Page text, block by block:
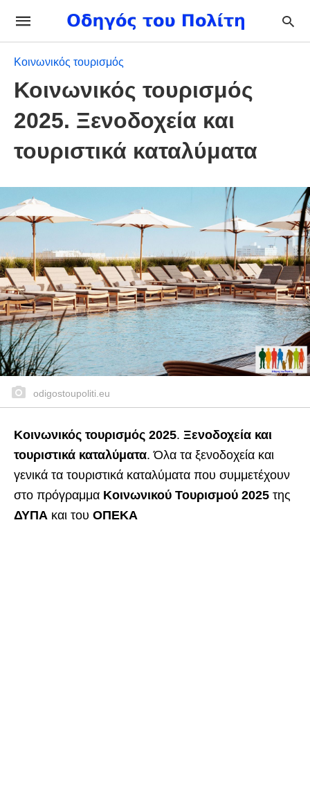
Κοινωνικός τουρισμός
Κοινωνικός τουρισμός
2025. Ξενοδοχεία και
τουριστικά καταλύματα
odigostoupoliti.eu
Κοινωνικός τουρισμός 2025. Ξενοδοχεία και
τουριστικά καταλύματα. Όλα τα ξενοδοχεία και
γενικά τα τουριστικά καταλύματα που συμμετέχουν
στο πρόγραμμα Κοινωνικού Τουρισμού 2025 της
ΔΥΠΑ και του ΟΠΕΚΑ